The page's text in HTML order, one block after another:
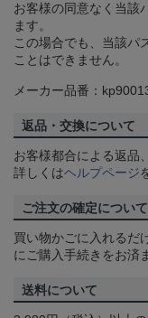
お客様の同意なく当該
ます。
この場合でも、当該パ
ことはできません。
メーカー品番：
返品・交換について
お客様都合による返品
詳しくはヘルプページ
ご注文の確定について
買い物かごに入れるだ
にご購入手続きをお済
送料について